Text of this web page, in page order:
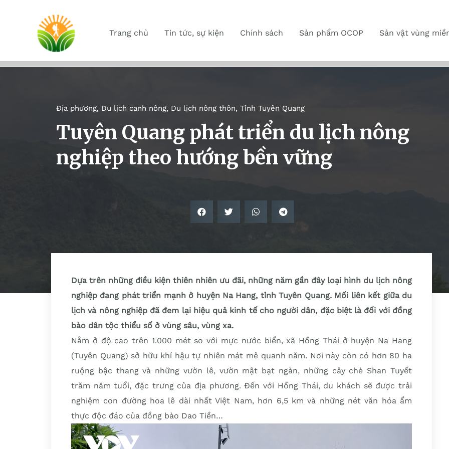
Trang chủ Tin tức, sự kiện Chính sách Sản phẩm OCOP Sản vật vùng
Địa phương, Du lịch canh nông, Du lịch nông thôn, Tỉnh Tuyên Quang
Tuyên Quang phát triển du lịch nông
nghiệp theo hướng bền vững
Dựa trên những điều kiện thiên nhiên ưu đãi, những năm gần đây loại hình du lịch nông
nghiệp đang phát triển mạnh ở huyện Na Hang, tỉnh Tuyên Quang. Mối liên kết giữa du
lịch và nông nghiệp đã đem lại hiệu quả kinh tế cho người dân, đặc biệt là đối với đồng
bào dân tộc thiểu số ở vùng sâu, vùng xa.
Nằm ở độ cao trên 1.000 mét so với mực nước biển, xã Hồng Thái ở huyện Na Hang
(Tuyên Quang) sở hữu khí hậu tự nhiên mát mẻ quanh năm. Nơi này còn có hơn 80 ha
ruộng bậc thang và những vườn lê, vườn mật bạt ngàn, những cây chè Shan Tuyết
trăm năm tuổi, đặc trưng của địa phương. Đến với Hồng Thái, du khách sẽ được trải
nghiệm con đường hoa lê dài nhất Việt Nam, hơn 6,5 km và những nét văn hóa ẩm
thực độc đáo của đồng bào Dao Tiền…